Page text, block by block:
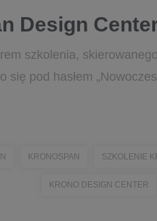
Design
szkolenia,
się pod hasłem
KRONOSPAN SZKOLENIE
KRONO DESIGN CENTER